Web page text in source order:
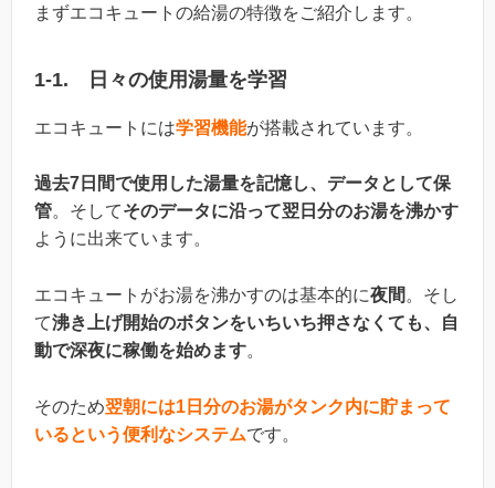
まずエコキュートの給湯の特徴をご紹介します。
1-1. 日々の使用湯量を学習
エコキュートには学習機能が搭載されています。
過去7日間で使用した湯量を記憶し、データとして保
管。そしてそのデータに沿って翌日分のお湯を沸かす
ように出来ています。
エコキュートがお湯を沸かすのは基本的に夜間 。そし
て沸き上げ開始のボタンをいちいち押さなくても、自
動で深夜に稼働を始めます。
そのため翌朝には1日分のお湯がタンク内に貯まって
いるという便利なシステムです。